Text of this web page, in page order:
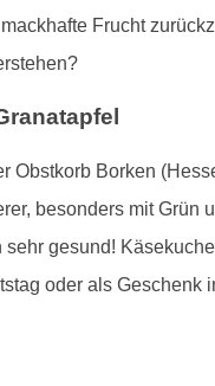
Frucht
Obstkorb Borken
besonders mit
gesund!
oder als Geschenk